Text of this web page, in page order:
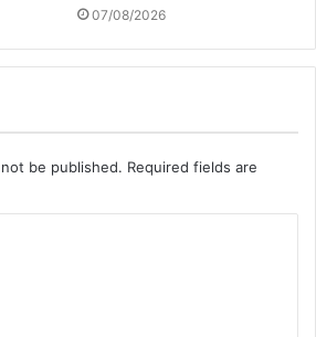
07/08/2026
be published. Required fields are